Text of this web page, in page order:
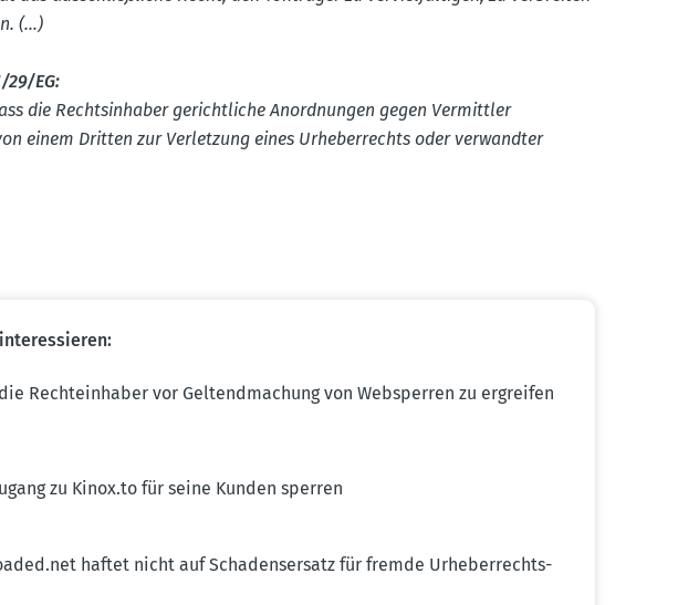
(…)
29/EG:
die Rechts­in­haber gericht­liche Anord­nungen gegen Vermittler
einem Dritten zur Verletzung eines Urheber­rechts oder verwandter
Rechte­inhaber vor Geltend­ma­chung von Websperren zu ergreifen
zu Kinox.​to für seine Kunden sperren
haftet nicht auf Schadens­ersatz für fremde Urheber­rechts­